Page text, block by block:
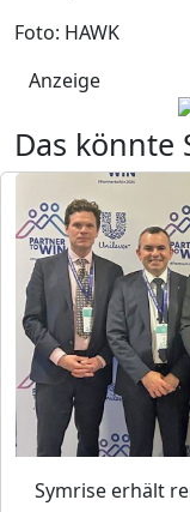
Foto: HAWK
Anzeige
Das könnte
Symrise erhält